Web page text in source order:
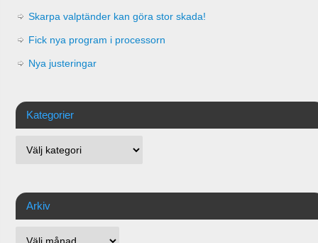
Skarpa valptänder kan göra stor skada!
Fick nya program i processorn
Nya justeringar
Kategorier
Arkiv